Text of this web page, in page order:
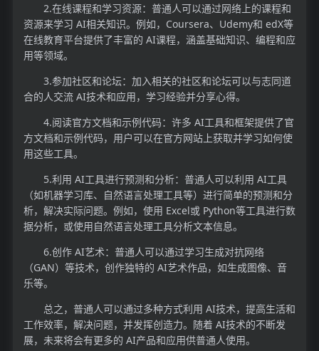
2.在线课程和学习资源：普通人可以通过网络上的课程和
资源来学习 AI相关知识。例如，Coursera、Udemy和 edX等
在线教育平台提供了丰富的 AI课程，涵盖基础知识、编程和应
用等领域。
3.参加社区和论坛：加入相关的社区和论坛可以与志同道
合的人交流 AI技术和应用，学习经验并分享心得。
4.阅读官方文档和示例代码：许多 AI工具和框架提供了官
方文档和示例代码，用户可以在官方网站上获取并学习如何使
用这些工具。
5.利用 AI工具进行预测和分析：普通人可以利用 AI工具
（如机器学习库、自然语言处理工具等）进行简单的预测和分
析，解决实际问题。例如，使用 Excel或 Python等工具进行数
据分析，或使用自然语言处理工具分析文本信息。
6.创作 AI艺术：普通人可以通过学习生成对抗网络
（GAN）等技术，创作独特的 AI艺术作品，如生成图像、音
乐等。
总之，普通人可以通过多种方式利用 AI技术，提高生活和
工作效率，解决问题，并发挥创造力。随着 AI技术的不断发
展，未来将会有更多的 AI产品和应用供普通人使用。